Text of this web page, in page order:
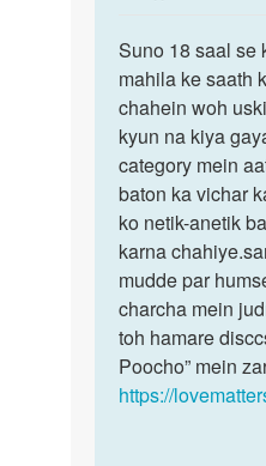
to
13
sal
ki
larki
ke
sath
sex
by
viraj
bhatt
Suno
18
saal
se
kam
umar
ki
Suno 18 saal se
mahila ke saath
chahein woh
kyun na kiya
category mein
baton ka vichar
ko netik-anetik
karna
mudde par
charcha mein
toh hamare
Poocho” mein
https://